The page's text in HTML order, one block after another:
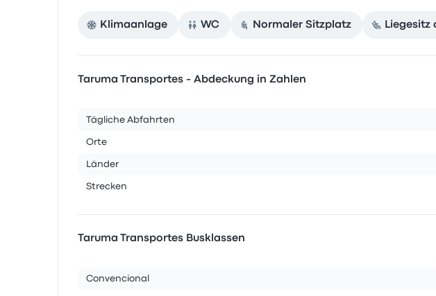
Klimaanlage WC Normaler Sitzplatz Liegesitz
Taruma Transportes - Abdeckung in Zahlen
Tägliche Abfahrten
Orte
Länder
Strecken
Taruma Transportes Busklassen
Convencional